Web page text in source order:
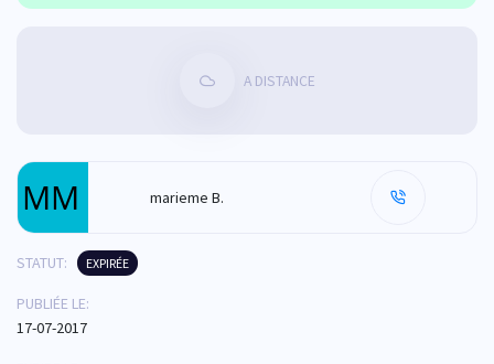
A DISTANCE
marieme B.
STATUT: EXPIRÉE
PUBLIÉE LE:
17-07-2017